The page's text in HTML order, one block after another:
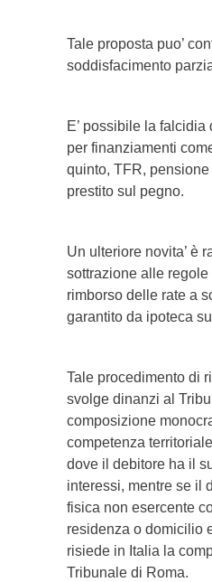
Tale proposta puo’
soddisfacimento
E’ possibile la falcidia
per finanziamenti
quinto, TFR,
prestito sul pegno.
Un ulteriore novita’ è
sottrazione alle regole
rimborso delle rate a
garantito da ipoteca
Tale procedimento di
svolge dinanzi al
composizione
competenza
dove il debitore ha il
interessi, mentre se il
fisica non esercente
residenza o domicilio
risiede in Italia la
Tribunale di Roma.